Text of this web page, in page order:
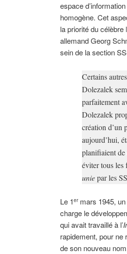
espace
homogène. Cet
la priorité du célèbre
allemand Georg
sein de la section
Certains
Dolezalek
parfaitement
Dolezalek
création d’un
aujourd’hui,
planifiaient de
éviter tous les
uniepar les
Le 1ermars 1945, un
charge le
qui avait travaillé à l’
rapidement, pour ne
de son nouveau